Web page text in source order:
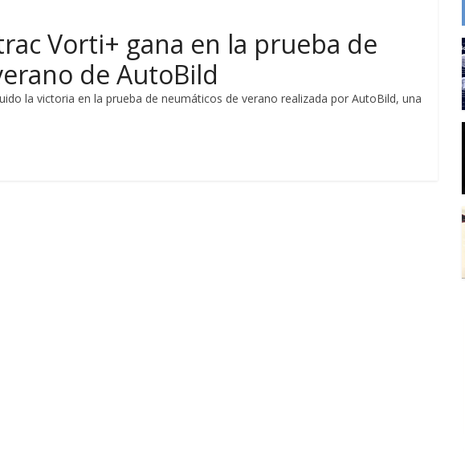
Vorti+ gana en la prueba de
de AutoBild
la victoria en la prueba de neumáticos de verano realizada por AutoBild, una